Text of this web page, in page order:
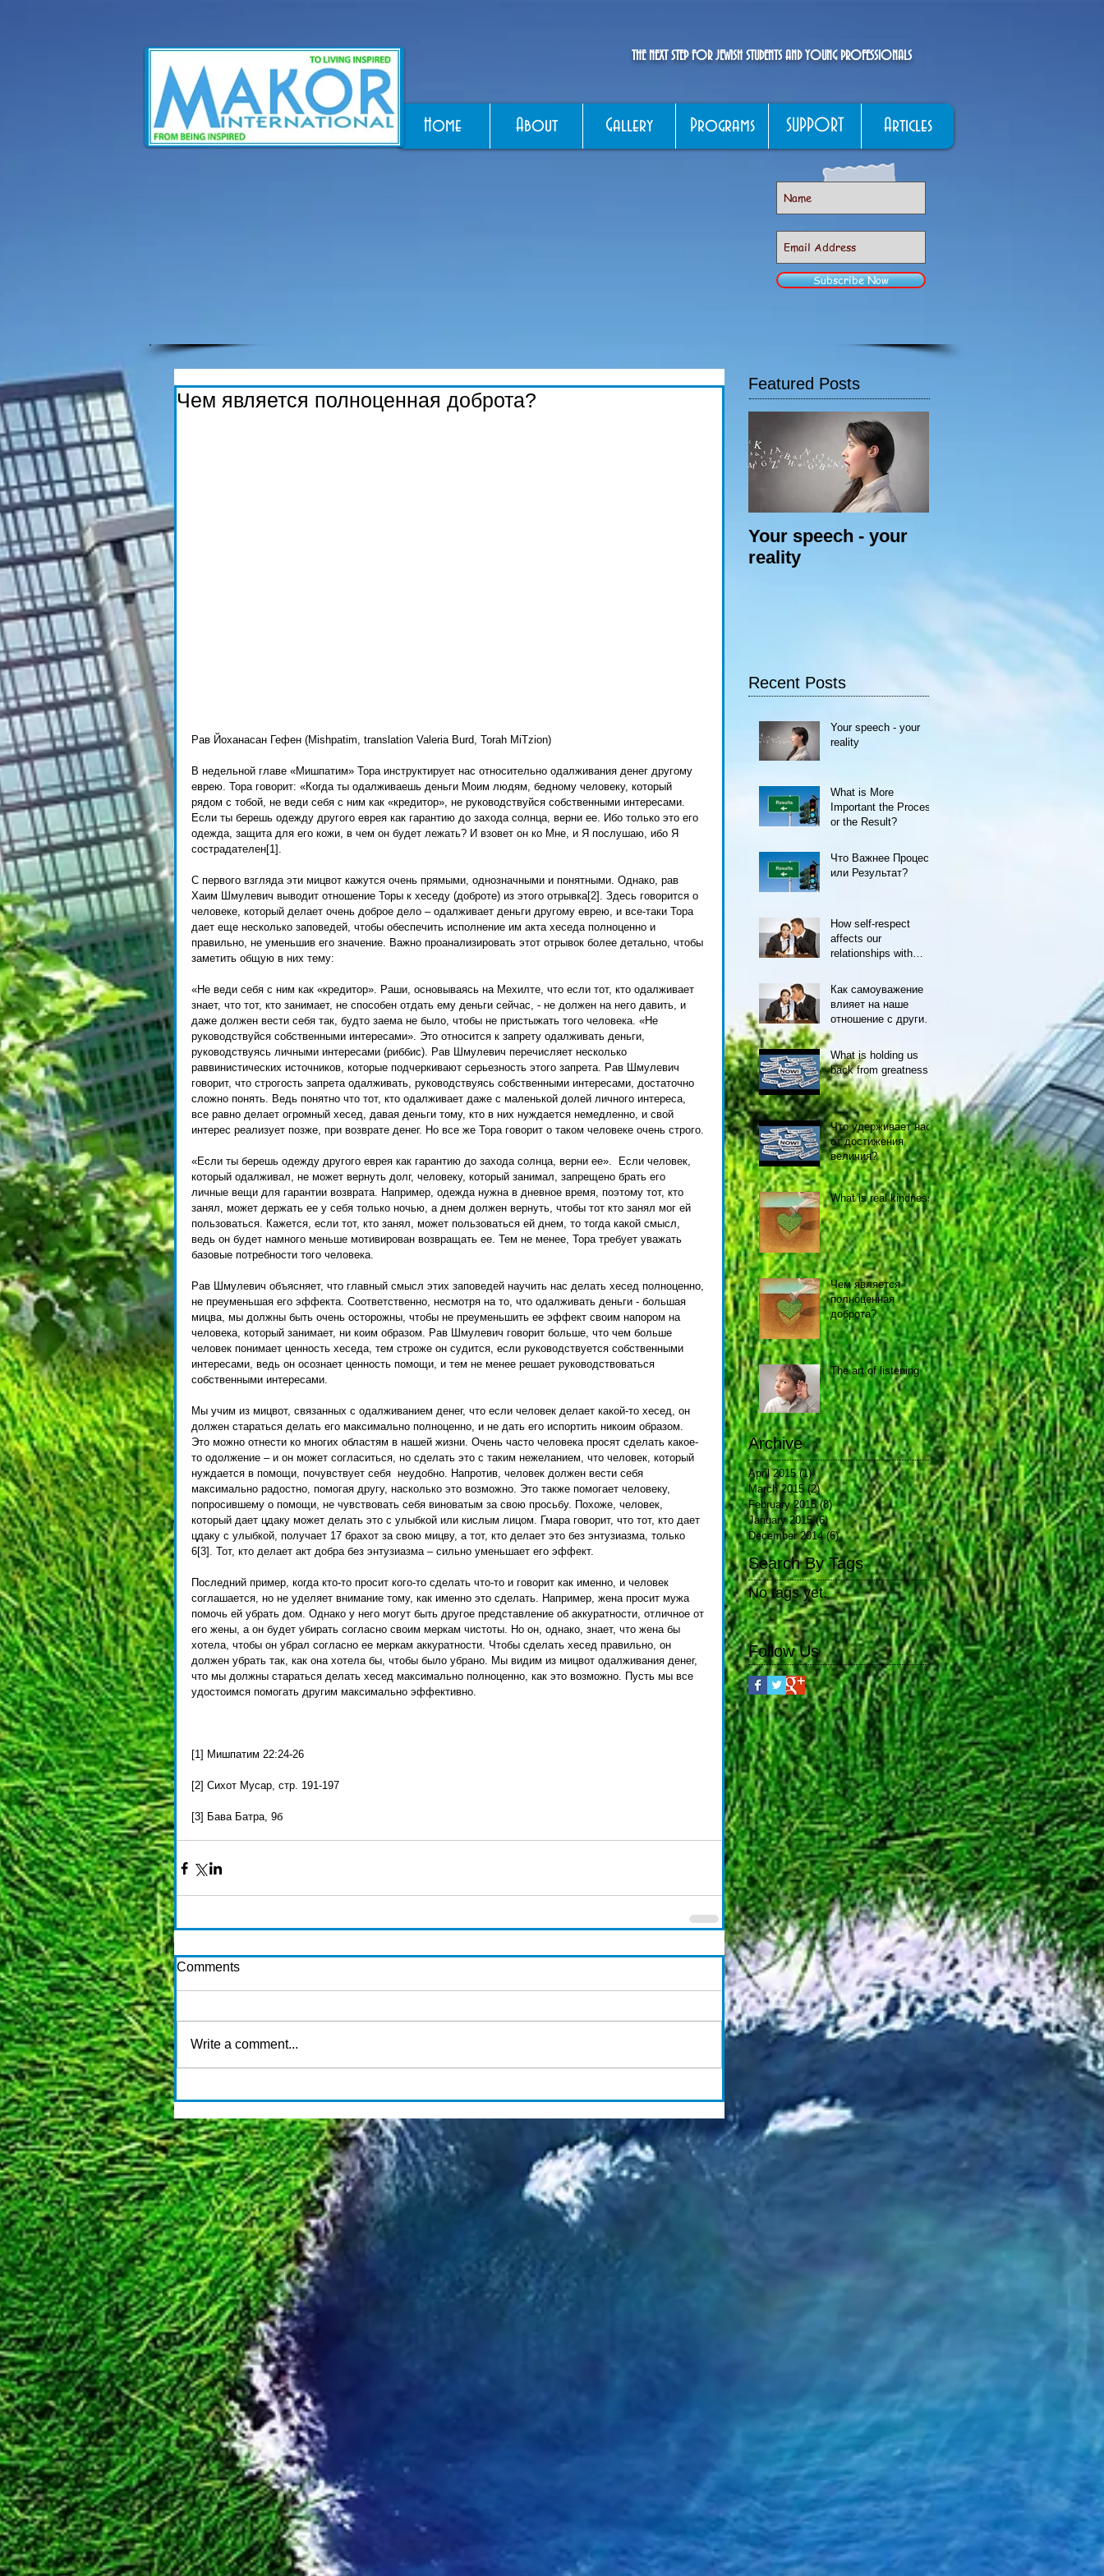
Home About Gallery Programs SUPPORT Articles
THE NEXT STEP FOR JEWISH STUDENTS AND YOUNG PROFESSIONALS
Subscribe Now
Чем является полноценная доброта?
Рав Йоханасан Гефен (Mishpatim, translation Valeria Burd, Torah MiTzion)
В недельной главе «Мишпатим» Тора инструктирует нас относительно одалживания денег другому
еврею. Тора говорит: «Когда ты одалживаешь деньги Моим людям, бедному человеку, который
рядом с тобой, не веди себя с ним как «кредитор», не руководствуйся собственными интересами.
Если ты берешь одежду другого еврея как гарантию до захода солнца, верни ее. Ибо только это его
одежда, защита для его кожи, в чем он будет лежать? И взовет он ко Мне, и Я послушаю, ибо Я
сострадателен[1].
С первого взгляда эти мицвот кажутся очень прямыми, однозначными и понятными. Однако, рав
Хаим Шмулевич выводит отношение Торы к хеседу (доброте) из этого отрывка[2]. Здесь говорится о
человеке, который делает очень доброе дело – одалживает деньги другому еврею, и все-таки Тора
дает еще несколько заповедей, чтобы обеспечить исполнение им акта хеседа полноценно и
правильно, не уменьшив его значение. Важно проанализировать этот отрывок более детально, чтобы
заметить общую в них тему:
«Не веди себя с ним как «кредитор». Раши, основываясь на Мехилте, что если тот, кто одалживает
знает, что тот, кто занимает, не способен отдать ему деньги сейчас, - не должен на него давить, и
даже должен вести себя так, будто заема не было, чтобы не пристыжать того человека. «Не
руководствуйся собственными интересами». Это относится к запрету одалживать деньги,
руководствуясь личными интересами (риббис). Рав Шмулевич перечисляет несколько
раввинистических источников, которые подчеркивают серьезность этого запрета. Рав Шмулевич
говорит, что строгость запрета одалживать, руководствуясь собственными интересами, достаточно
сложно понять. Ведь понятно что тот, кто одалживает даже с маленькой долей личного интереса,
все равно делает огромный хесед, давая деньги тому, кто в них нуждается немедленно, и свой
интерес реализует позже, при возврате денег. Но все же Тора говорит о таком человеке очень строго.
«Если ты берешь одежду другого еврея как гарантию до захода солнца, верни ее».  Если человек,
который одалживал, не может вернуть долг, человеку, который занимал, запрещено брать его
личные вещи для гарантии возврата. Например, одежда нужна в дневное время, поэтому тот, кто
занял, может держать ее у себя только ночью, а днем должен вернуть, чтобы тот кто занял мог ей
пользоваться. Кажется, если тот, кто занял, может пользоваться ей днем, то тогда какой смысл,
ведь он будет намного меньше мотивирован возвращать ее. Тем не менее, Тора требует уважать
базовые потребности того человека.
Рав Шмулевич объясняет, что главный смысл этих заповедей научить нас делать хесед полноценно,
не преуменьшая его эффекта. Соответственно, несмотря на то, что одалживать деньги - большая
мицва, мы должны быть очень осторожны, чтобы не преуменьшить ее эффект своим напором на
человека, который занимает, ни коим образом. Рав Шмулевич говорит больше, что чем больше
человек понимает ценность хеседа, тем строже он судится, если руководствуется собственными
интересами, ведь он осознает ценность помощи, и тем не менее решает руководствоваться
собственными интересами.
Мы учим из мицвот, связанных с одалживанием денег, что если человек делает какой-то хесед, он
должен стараться делать его максимально полноценно, и не дать его испортить никоим образом.
Это можно отнести ко многих областям в нашей жизни. Очень часто человека просят сделать какое-
то одолжение – и он может согласиться, но сделать это с таким нежеланием, что человек, который
нуждается в помощи, почувствует себя  неудобно. Напротив, человек должен вести себя
максимально радостно, помогая другу, насколько это возможно. Это также помогает человеку,
попросившему о помощи, не чувствовать себя виноватым за свою просьбу. Похоже, человек,
который дает цдаку может делать это с улыбкой или кислым лицом. Гмара говорит, что тот, кто дает
цдаку с улыбкой, получает 17 брахот за свою мицву, а тот, кто делает это без энтузиазма, только
6[3]. Тот, кто делает акт добра без энтузиазма – сильно уменьшает его эффект.
Последний пример, когда кто-то просит кого-то сделать что-то и говорит как именно, и человек
соглашается, но не уделяет внимание тому, как именно это сделать. Например, жена просит мужа
помочь ей убрать дом. Однако у него могут быть другое представление об аккуратности, отличное от
его жены, а он будет убирать согласно своим меркам чистоты. Но он, однако, знает, что жена бы
хотела, чтобы он убрал согласно ее меркам аккуратности. Чтобы сделать хесед правильно, он
должен убрать так, как она хотела бы, чтобы было убрано. Мы видим из мицвот одалживания денег,
что мы должны стараться делать хесед максимально полноценно, как это возможно. Пусть мы все
удостоимся помогать другим максимально эффективно.
[1] Мишпатим 22:24-26
[2] Сихот Мусар, стр. 191-197
[3] Бава Батра, 9б
Comments
Write a comment...
Featured Posts
Your speech - your
reality
Recent Posts
Your speech - your
reality
What is More
Important the Process
or the Result?
Что Важнее Процесс
или Результат?
How self-respect
affects our
relationships with
Как самоуважение
влияет на наше
отношение с другими
людьми
What is holding us
back from greatness?
Что удерживает нас
от достижения
величия?
What is real kindness?
Чем является
полноценная
доброта?
The art of listening
Archive
April 2015 (1)1 post
March 2015 (2)2 posts
February 2015 (8)8 posts
January 2015 (6)6 posts
December 2014 (6)6 posts
Search By Tags
No tags yet.
Follow Us